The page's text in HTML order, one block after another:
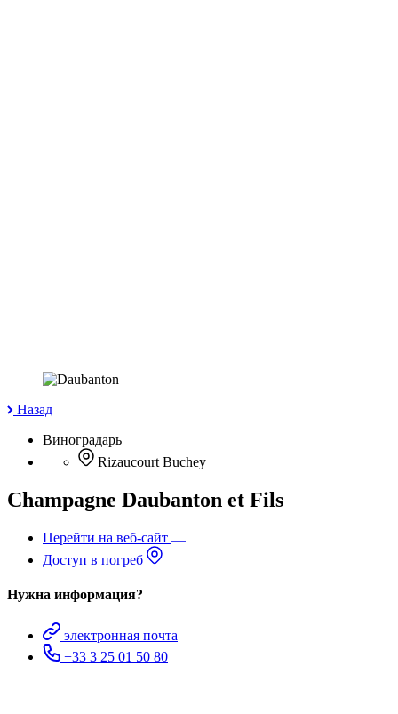
Назад
Виноградарь
Rizaucourt Buchey
Champagne Daubanton et Fils
Перейти на веб-сайт
Доступ в погреб
Нужна информация?
электронная почта
+33 3 25 01 50 80